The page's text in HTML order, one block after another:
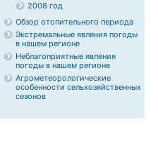
2008 год
Обзор отопительного периода
Экстремальные явления погоды
в нашем регионе
Неблагоприятные явления
погоды в нашем регионе
Агрометеорологические
особенности сельхозяйственных
сезонов